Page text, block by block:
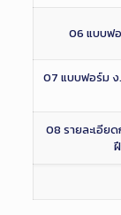
06 แบบฟ
07 แบบฟอร์ม ง
08 รายละเอีย